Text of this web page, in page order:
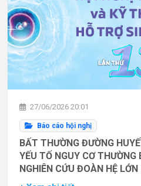
27/06/2026 20:01
Báo cáo hội nghị
BẤT THƯỜNG ĐƯỜNG
YẾU TỐ NGUY CƠ
NGHIÊN CỨU ĐOÀN HỆ LỚN